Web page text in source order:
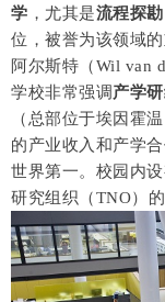
学 ，尤其是流程探
位，被誉为该领域
阿尔斯特（Wil van
学校非常强调产学
（总部位于埃因霍
的产业收入和产学
世界第一。校园内
研究组织（TNO）的